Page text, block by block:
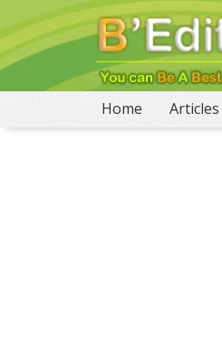
Home (current)
Articles